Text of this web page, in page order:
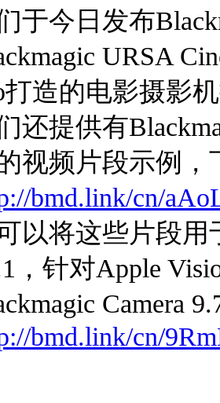
于今日发布
URSA
打造的电影摄影
还提供有
视频片段示例，
bmd.link/cn/
以将这些片段用
，针对Apple
Camera
bmd.link/cn/